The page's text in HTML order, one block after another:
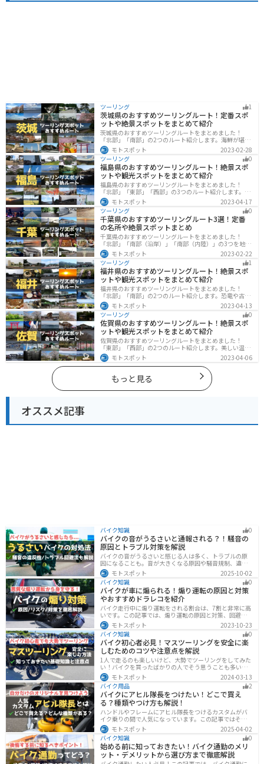
ツーリング 1
茨城県のおすすめツーリングルート！定番スポ
ットや絶景スポットをまとめて紹介
茨城県のおすすめツーリングルートをまとめました！
「北部」「南部」の2つのルート紹介します。海鮮が堪能
できる港や梅の景勝地、自然豊かな山々があるのでツー
リングにもってこいです。バイクで茨城県にツーリング
に行く際は参考にしてください。
モトスポット
2023-02-28
ツーリング
0
福島県のおすすめツーリングルート！絶景スポ
ットや観光スポットをまとめて紹介
福島県のおすすめツーリングルートをまとめました！
「北部」「東部」「西部」の3つのルート紹介します。内
陸部には山々が連なり、海岸線は太平洋に面してるので
観光スポットが多数あります。バイクで福島県にツーリ
ングに行く際は参考にしてください。
モトスポット
2023-04-17
ツーリング
0
千葉県のおすすめツーリングルート3選！定番
の名所や絶景スポットまとめ
千葉県のおすすめツーリングルートをまとめました！
「北部」「南部（沿岸）」「南部（内陸）」の3つを地域
別で紹介します！千葉は首都圏からのアクセスも良く、
海と山どちらも堪能できるのでツーリングには最適な場
所です。
モトスポット
2023-02-22
ツーリング
1
福井県のおすすめツーリングルート！絶景スポ
ットや観光スポットをまとめて紹介
福井県のおすすめツーリングルートをまとめました！
「北部」「南部」の2つのルート紹介します。恐竜や古代
遺跡、温泉地など魅力に溢れるスポットが多数ありま
す。バイクで福井県にツーリングに行く際は参考にして
ください。
モトスポット
2023-04-13
ツーリング
0
佐賀県のおすすめツーリングルート！絶景スポ
ットや観光スポットをまとめて紹介
佐賀県のおすすめツーリングルートをまとめました！
「東部」「西部」の2つのルート紹介します。美しい温泉
地や古墳群、歴史ある城や神社仏閣など、バイクツーリ
ングに適したスポットが多数存在し、様々な楽しみ方が
できます。バイクで佐賀県にツーリングに行く際は参考
にしてください。
モトスポット 2023-04-06
もっと見る
オススメ記事
バイク知識 0
バイクの音がうるさいと通報される？！騒音の
原因とトラブル対策を解説
バイクの音がうるさいと感じる人は多く、トラブルの原
因になることも。音が大きくなる原因や騒音規制、違反
になるケースを解説し、ライダーができるマナーや配慮
の方法、さらには他人のバイクが迷惑なときの正しい対
処法まで紹介します。バイク好きも、周囲の騒音に悩む
人も必見の内容です。
モトスポット
2025-10-02
バイク知識
0
バイクが車に煽られる！煽り運転の原因と対策
やおすすめドラレコを紹介
バイク走行中に煽り運転をされる割合は、7割と非常に高
いです。この記事では、煽り運転の原因と対策、回避方
法について解説します。抑止力の高いオススメのドライ
ブレコーダーも紹介しますので、煽り運転対策をしたい
人はぜひ参考にしてください。
モトスポット
2023-10-23
バイク知識
0
バイク初心者必見！マスツーリングを安全に楽
しむためのコツや注意点を解説
1人で走るのも楽しいけど、大勢でツーリングをしてみた
い！バイクを買ったばかりの人でそう思うことも多いで
しょう。他の人と一緒に走るマスツーリングはとても楽
しいですが、安全に楽しむために確認すべきことや注意
点などたくさんあります。1人で走る時とは違った難しさ
もあるので、しっかりと確認しておきましょう。
モトスポット
2024-03-13
バイク用品
2
バイクにアヒル隊長をつけたい！どこで買え
る？種類やつけ方も解説！
ハンドルやフレームにアヒル隊長をつけるカスタムがバ
イク乗りの間で人気になっています。この記事ではそん
なアヒル隊長について、どこで買えるのかどんな種類が
あるのか、バイクに付ける際の注意点などまとめまし
た。アヒル隊長でオリジナルカスタムをしたい人は参考
にしてください。
モトスポット
2025-04-02
バイク知識
0
始める前に知っておきたい！バイク通勤のメリ
ット・デメリットから選び方まで徹底解説